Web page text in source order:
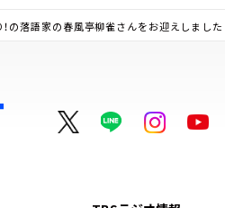
の落語家の春風亭柳雀さんをお迎えしました